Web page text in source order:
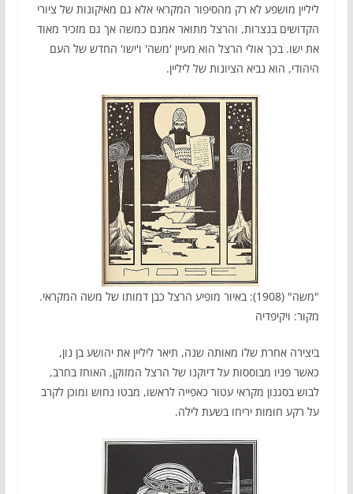
ליליין מושפע לא רק מהסיפור המקראי אלא גם מאיקונות של ציורי
הקדושים בנצרות, והרצל מתואר אמנם כמשה אך גם מזכיר מאוד
את ישו. בכך אולי הרצל הוא מעיין 'משה' ו'ישו' החדש של העם
היהודי, הוא נביא הציונות של ליליין.
"משה" (1908): באיור מופיע הרצל כבן דמותו של משה המקראי.
מקור: ויקיפדיה
ביצירה אחרת שלו מאותה שנה, תיאר ליליין את יהושע בן נון,
כאשר פניו מבוססות על דיוקנו של הרצל המזוקן, האוחז בחרב,
לבוש בסגנון מקראי עטור כאפייה לראשו, מבטו נחוש ומוכן לקרב
על רקע חומות יריחו בשעת לילה.